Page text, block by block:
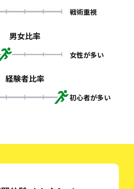
戦術重視
男女比率
女性が多い
経験者比率
初心者が多い